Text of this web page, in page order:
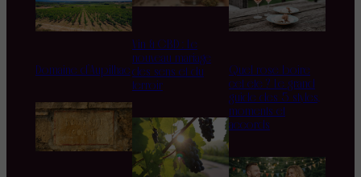
Domaine d’Aupilhac
Vin & CBD : Le
nouveau mariage
des sens et du
terroir
Quel rosé boire
cet été ? Le grand
guide des 5 styles,
moments et
accords